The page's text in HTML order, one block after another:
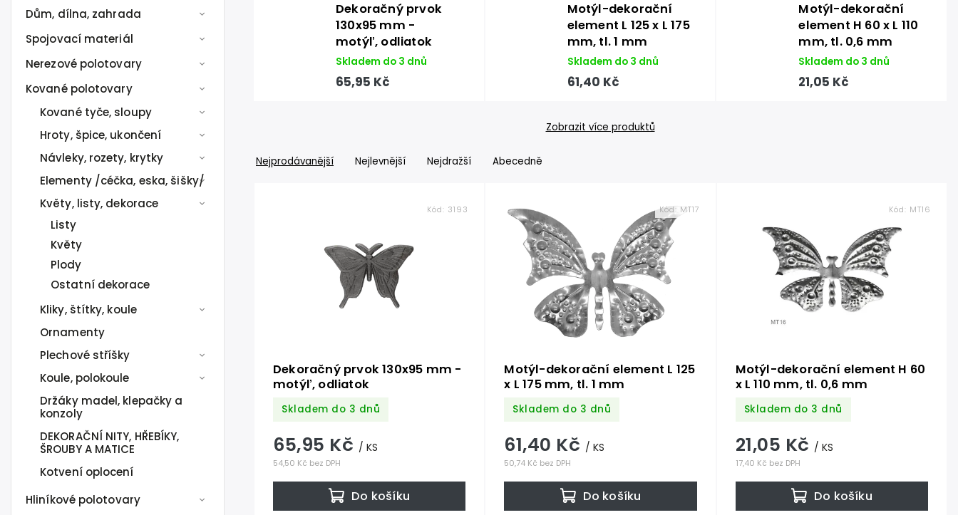
Dům, dílna, zahrada
Spojovací materiál
Nerezové polotovary
Kované polotovary
Kované tyče, sloupy
Hroty, špice, ukončení
Návleky, rozety, krytky
Elementy /céčka, eska, šišky/
Květy, listy, dekorace
Listy
Květy
Plody
Ostatní dekorace
Kliky, štítky, koule
Ornamenty
Plechové stříšky
Koule, polokoule
Držáky madel, klepačky a
konzoly
DEKORAČNÍ NITY, HŘEBÍKY,
ŠROUBY A MATICE
Kotvení oplocení
Hliníkové polotovary
Dekoračný prvok
130x95 mm -
motýľ, odliatok
Skladem do 3 dnů
65,95 Kč
Motýl-dekorační
element L 125 x L 175
mm, tl. 1 mm
Skladem do 3 dnů
61,40 Kč
Motýl-dekorační
element H 60 x L 110
mm, tl. 0,6 mm
Skladem do 3 dnů
21,05 Kč
Zobrazit více produktů
Nejprodávanější Nejlevnější Nejdražší Abecedně
Dekoračný prvok 130x95 mm -
motýľ, odliatok
Skladem do 3 dnů
54,50 Kč bez DPH
65,95 Kč / KS
Do košíku
Kód: 3193
Motýl-dekorační element L 125
x L 175 mm, tl. 1 mm
Skladem do 3 dnů
50,74 Kč bez DPH
61,40 Kč / KS
Do košíku
Kód: MT17
Motýl-dekorační element H 60
x L 110 mm, tl. 0,6 mm
Skladem do 3 dnů
17,40 Kč bez DPH
21,05 Kč/ KS
Do košíku
Kód: MT16